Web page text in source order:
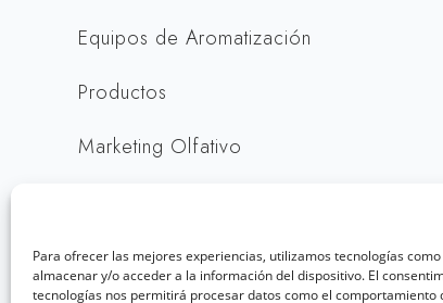
Para ofrecer las mejores experiencias, utilizamos tecnologías
almacenar y/o acceder a la información del dispositivo. El
tecnologías nos permitirá procesar datos como el comportamiento
Equipos de Aromatización
Productos
Marketing Olfativo